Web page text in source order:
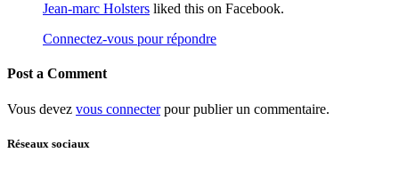
Jean-marc Holsters liked this on Facebook.
Connectez-vous pour répondre
Post a Comment
Vous devez vous connecterpour publier un commentaire.
Réseaux sociaux